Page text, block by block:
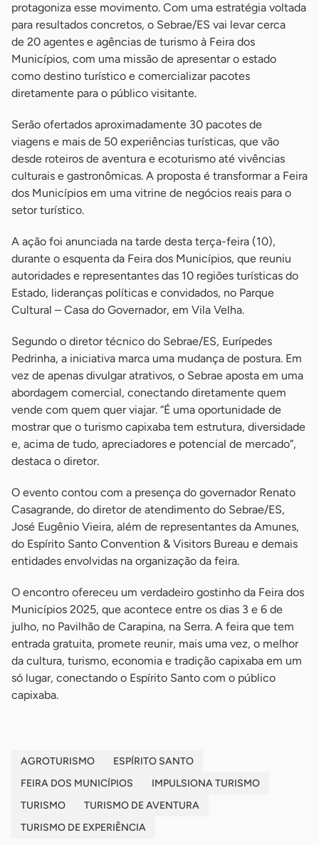
protagoniza esse movimento. Com uma estratégia voltada
para resultados concretos, o Sebrae/ES vai levar cerca
de 20 agentes e agências de turismo à Feira dos
Municípios, com uma missão de apresentar o estado
como destino turístico e comercializar pacotes
diretamente para o público visitante.
Serão ofertados aproximadamente 30 pacotes de
viagens e mais de 50 experiências turísticas, que vão
desde roteiros de aventura e ecoturismo até vivências
culturais e gastronômicas. A proposta é transformar a Feira
dos Municípios em uma vitrine de negócios reais para o
setor turístico.
A ação foi anunciada na tarde desta terça-feira (10),
durante o esquenta da Feira dos Municípios, que reuniu
autoridades e representantes das 10 regiões turísticas do
Estado, lideranças políticas e convidados, no Parque
Cultural – Casa do Governador, em Vila Velha.
Segundo o diretor técnico do Sebrae/ES, Eurípedes
Pedrinha, a iniciativa marca uma mudança de postura. Em
vez de apenas divulgar atrativos, o Sebrae aposta em uma
abordagem comercial, conectando diretamente quem
vende com quem quer viajar. “É uma oportunidade de
mostrar que o turismo capixaba tem estrutura, diversidade
e, acima de tudo, apreciadores e potencial de mercado”,
destaca o diretor.
O evento contou com a presença do governador Renato
Casagrande, do diretor de atendimento do Sebrae/ES,
José Eugênio Vieira, além de representantes da Amunes,
do Espírito Santo Convention & Visitors Bureau e demais
entidades envolvidas na organização da feira.
O encontro ofereceu um verdadeiro gostinho da Feira dos
Municípios 2025, que acontece entre os dias 3 e 6 de
julho, no Pavilhão de Carapina, na Serra. A feira que tem
entrada gratuita, promete reunir, mais uma vez, o melhor
da cultura, turismo, economia e tradição capixaba em um
só lugar, conectando o Espírito Santo com o público
capixaba.
AGROTURISMO
ESPÍRITO SANTO
FEIRA DOS MUNICÍPIOS
IMPULSIONA TURISMO
TURISMO
TURISMO DE AVENTURA
TURISMO DE EXPERIÊNCIA